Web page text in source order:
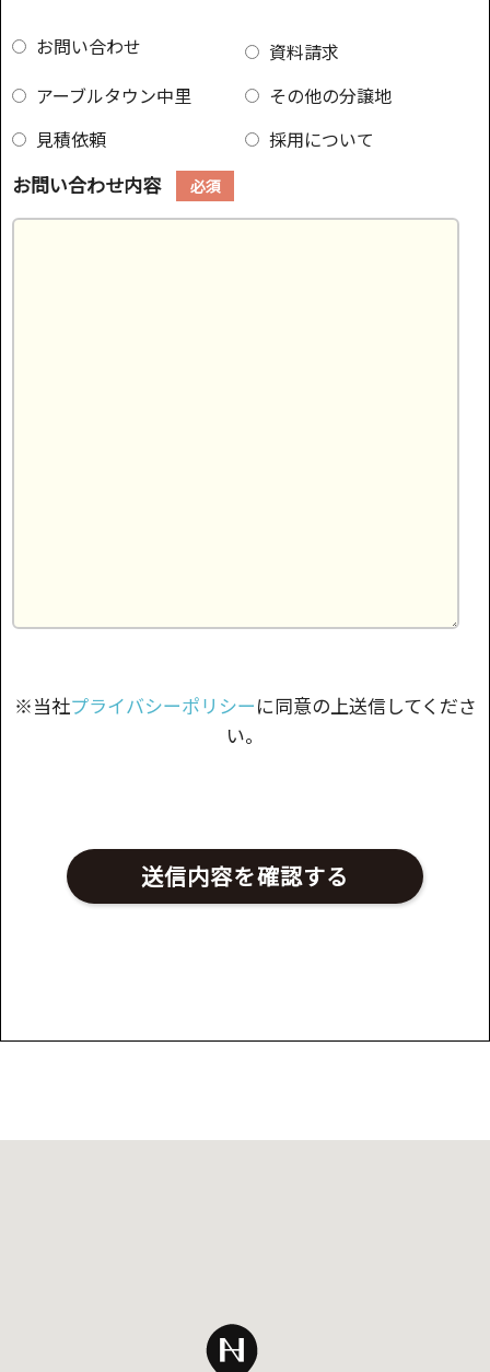
お問い合わせ
資料請求
アーブルタウン中里
その他の分譲地
見積依頼
採用について
お問い合わせ内容 必須
※当社プライバシーポリシーに同意の上送信してくださ
い。